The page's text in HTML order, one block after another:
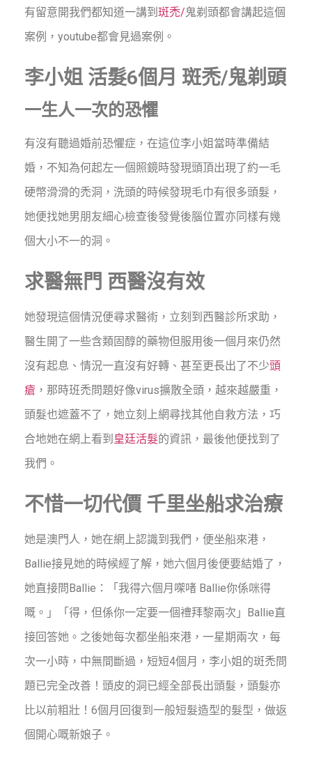
有留意開我們都知道一講到 斑禿/鬼剃頭都會講起這個
案例，youtube都會見過案例。
李小姐 活髮6個月 斑禿/鬼剃頭
一生人一次的恐懼
有沒有聽過婚前恐懼症，在這位李小姐當時準備結
婚，不知為何起左一個照鏡時發現頭頂出現了約一毛
硬幣滑滑的禿洞 ，洗頭的時候發現毛巾有很多頭髮，
她便找她男朋友細心檢查後發覺後腦位置亦同樣有幾
個大小不一的洞。
求醫無門 西醫沒有效
她發現這個情況便尋求醫術， 立刻到西醫診所求助，
醫生開了一些含類固醇的藥物但服用後一個月來仍然
沒有起息、情況一直沒有好轉、甚至更長出了不少頭
瘡 ，那時班禿問題好像virus擴散全頭，越來越嚴重，
頭髮也遮蓋不了， 她立刻上網尋找其他自救方法，巧
合地她在網上看到 皇廷活髮的資訊， 最後他便找到了
我們。
不惜一切代價 千里坐船求治療
她是澳門人，她在網上認識到我們，便坐船來港，
Ballie接見她的時候經了解， 她六個月後便要結婚了，
她直接問Ballie：「我得六個月㗎啫 Ballie你係咪得
嘅。」
「得，但係你一定要一個禮拜黎兩次」Ballie直
接回答她。 之後她每次都坐船來港，一星期兩次，每
次一小時，中無間斷過，短短4個月，李小姐的斑禿問
題已完全改善！頭皮的洞已經全部長出頭髮，頭髮亦
比以前粗壯！6個月回復到一般短髮造型的髮型，做返
個開心嘅新娘子。